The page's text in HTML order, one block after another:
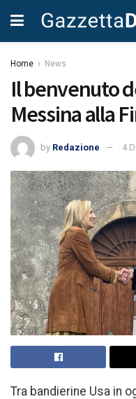
Home News
Il benvenuto
Messina alla
by Redazione 4
Tra bandierine Usa in